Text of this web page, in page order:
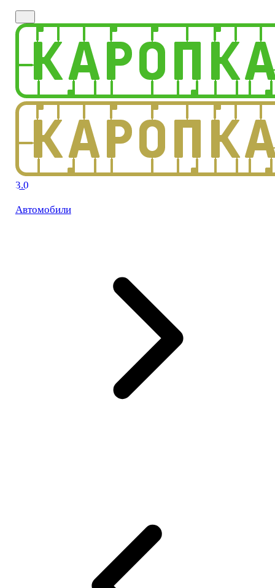
3.0
Автомобили